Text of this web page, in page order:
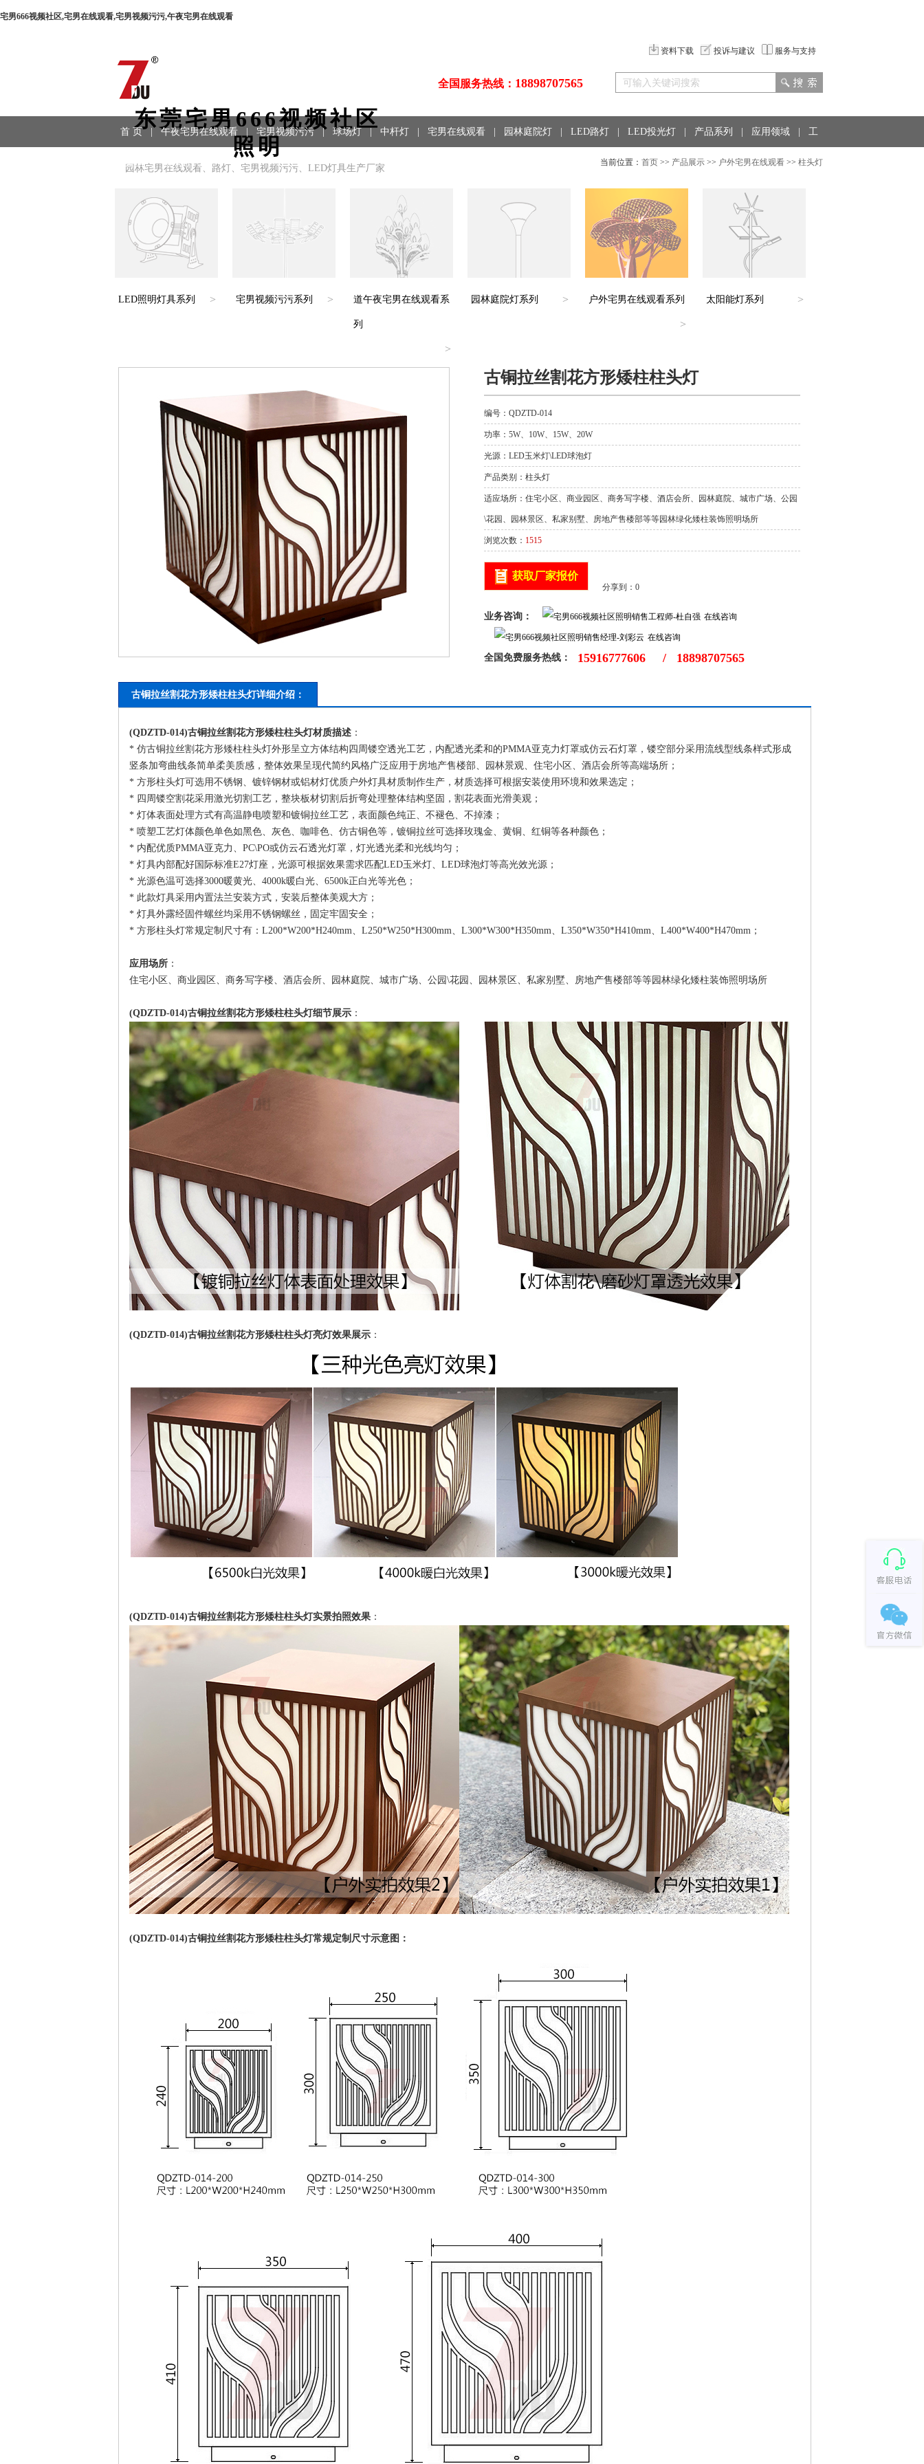
宅男666视频社区,宅男在线观看,宅男视频污污,午夜宅男在线观看
东莞宅男666视频社区
照明
园林宅男在线观看、路灯、宅男视频污污、LED灯具生产厂家
资料下载 投诉与建议 服务与支持
全国服务热线： 18898707565
首 页 午夜宅男在线观看 宅男视频污污 | 球场灯 中杆灯 宅男在线观看 园林庭院灯 LED路灯 LED投光灯 产品系列 应用领域 工
程案例 | 联系方式 当前位置： 首页 >> 产品展示 >> 户外宅男在线观看 >> 柱头灯
LED照明灯具系列 > 宅男视频污污系列 > 道午夜宅男在线观看系
列
>
园林庭院灯系列 > 户外宅男在线观看系列
>
太阳能灯系列 >
古铜拉丝割花方形矮柱柱头灯
编号：QDZTD-014
功率：5W、10W、15W、20W
光源：LED玉米灯\LED球泡灯
产品类别： 柱头灯
适应场所：住宅小区、商业园区、商务写字楼、酒店会所、园林庭院、城市广场、公园
\花园、园林景区、私家别墅、房地产售楼部等等园林绿化矮柱装饰照明场所
浏览次数： 1515
获取厂家报价
分享到： 0
业务咨询： 在线咨询
在线咨询
全国免费服务热线： 15916777606 / 18898707565
古铜拉丝割花方形矮柱柱头灯详细介绍：
(QDZTD-014)古铜拉丝割花方形矮柱柱头灯材质描述 ：
* 仿古铜拉丝割花方形矮柱柱头灯外形呈立方体结构四周镂空透光工艺，内配透光柔和的PMMA亚克力灯罩或仿云石灯罩，镂空部分采用流线型线条样式形成
竖条加弯曲线条简单柔美质感，整体效果呈现代简约风格广泛应用于房地产售楼部、园林景观、住宅小区、酒店会所等高端场所；
* 方形柱头灯可选用不锈钢、镀锌钢材或铝材灯优质户外灯具材质制作生产，材质选择可根据安装使用环境和效果选定；
* 四周镂空割花采用激光切割工艺，整块板材切割后折弯处理整体结构坚固，割花表面光滑美观；
* 灯体表面处理方式有高温静电喷塑和镀铜拉丝工艺，表面颜色纯正、不褪色、不掉漆；
* 喷塑工艺灯体颜色单色如黑色、灰色、咖啡色、仿古铜色等，镀铜拉丝可选择玫瑰金、黄铜、红铜等各种颜色；
* 内配优质PMMA亚克力、PC\PO或仿云石透光灯罩，灯光透光柔和光线均匀；
* 灯具内部配好国际标准E27灯座，光源可根据效果需求匹配LED玉米灯、LED球泡灯等高光效光源；
* 光源色温可选择3000暖黄光、4000k暖白光、6500k正白光等光色；
* 此款灯具采用内置法兰安装方式，安装后整体美观大方；
* 灯具外露经固件螺丝均采用不锈钢螺丝，固定牢固安全；
* 方形柱头灯常规定制尺寸有：L200*W200*H240mm、L250*W250*H300mm、L300*W300*H350mm、L350*W350*H410mm、L400*W400*H470mm；
应用场所 ：
住宅小区、商业园区、商务写字楼、酒店会所、园林庭院、城市广场、公园\花园、园林景区、私家别墅、房地产售楼部等等园林绿化矮柱装饰照明场所
(QDZTD-014)古铜拉丝割花方形矮柱柱头灯细节展示 ：
(QDZTD-014)古铜拉丝割花方形矮柱柱头灯亮灯效果展示 ：
(QDZTD-014)古铜拉丝割花方形矮柱柱头灯实景拍照效果 ：
(QDZTD-014)古铜拉丝割花方形矮柱柱头灯常规定制尺寸示意图：